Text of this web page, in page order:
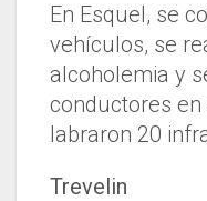
En Esquel, se
vehículos, se
alcoholemia y
conductores
labraron 20
Trevelin